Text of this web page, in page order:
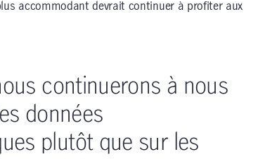
accommodant devrait continuer à profiter aux
continuerons à nous
données
plutôt que sur les